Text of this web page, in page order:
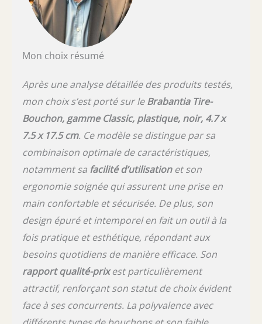
Mon choix résumé
Après une analyse détaillée des produits testés,
mon choix s’est porté sur leBrabantia Tire-
Bouchon, gamme Classic, plastique, noir, 4.7 x
7.5 x 17.5 cm. Ce modèle se distingue par sa
combinaison optimale de caractéristiques,
notamment sa facilité d’utilisationet son
ergonomie soignée qui assurent une prise en
main confortable et sécurisée. De plus, son
design épuré et intemporel en fait un outil à la
fois pratique et esthétique, répondant aux
besoins quotidiens de manière efficace. Son
rapport qualité-prixest particulièrement
attractif, renforçant son statut de choix évident
face à ses concurrents. La polyvalence avec